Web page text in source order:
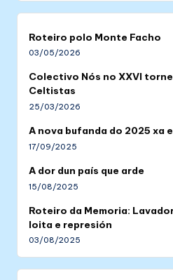
Roteiro polo Monte Facho
03/05/2026
Colectivo Nós no XXVI
Celtistas
25/03/2026
A nova bufanda do 2025 xa
17/09/2025
A dor dun país que arde
15/08/2025
Roteiro da Memoria:
loita e represión
03/08/2025